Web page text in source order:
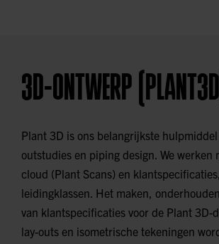
3D-ONTWERP (PLANT3D)
Plant 3D is ons belangrijkste
outstudies en piping design. We werken
cloud (Plant Scans) en
leidingklassen. Het maken,
van klantspecificaties voor de Plant 3D-
lay-outs en isometrische tekeningen